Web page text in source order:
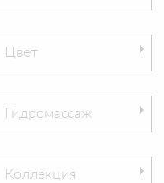
Цвет
Гидромассаж
Коллекция